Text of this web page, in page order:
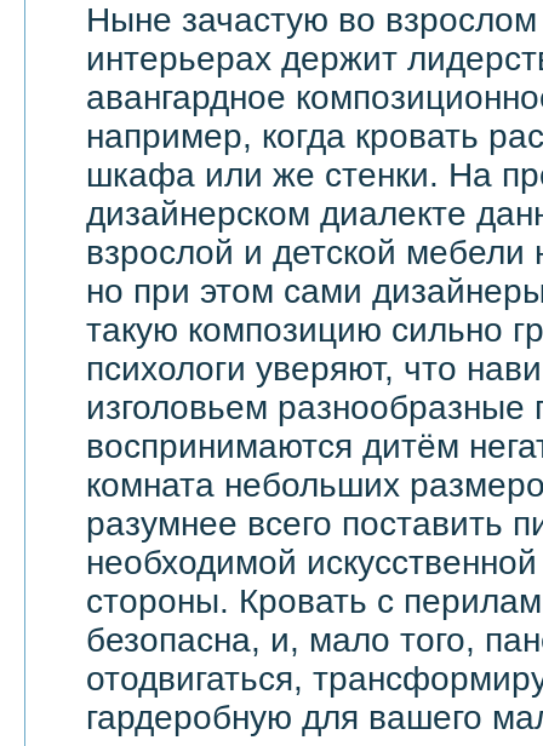
Ныне зачастую во
интерьерах держит
авангардное
например, когда кровать
шкафа или же стенки. На
дизайнерском диалекте
взрослой и детской
но при этом сами
такую композицию сильно
психологи уверяют, что
изголовьем разнообразные
воспринимаются дитём
комната небольших
разумнее всего поставить
необходимой
стороны. Кровать с
безопасна, и, мало того,
отодвигаться,
гардеробную для вашего